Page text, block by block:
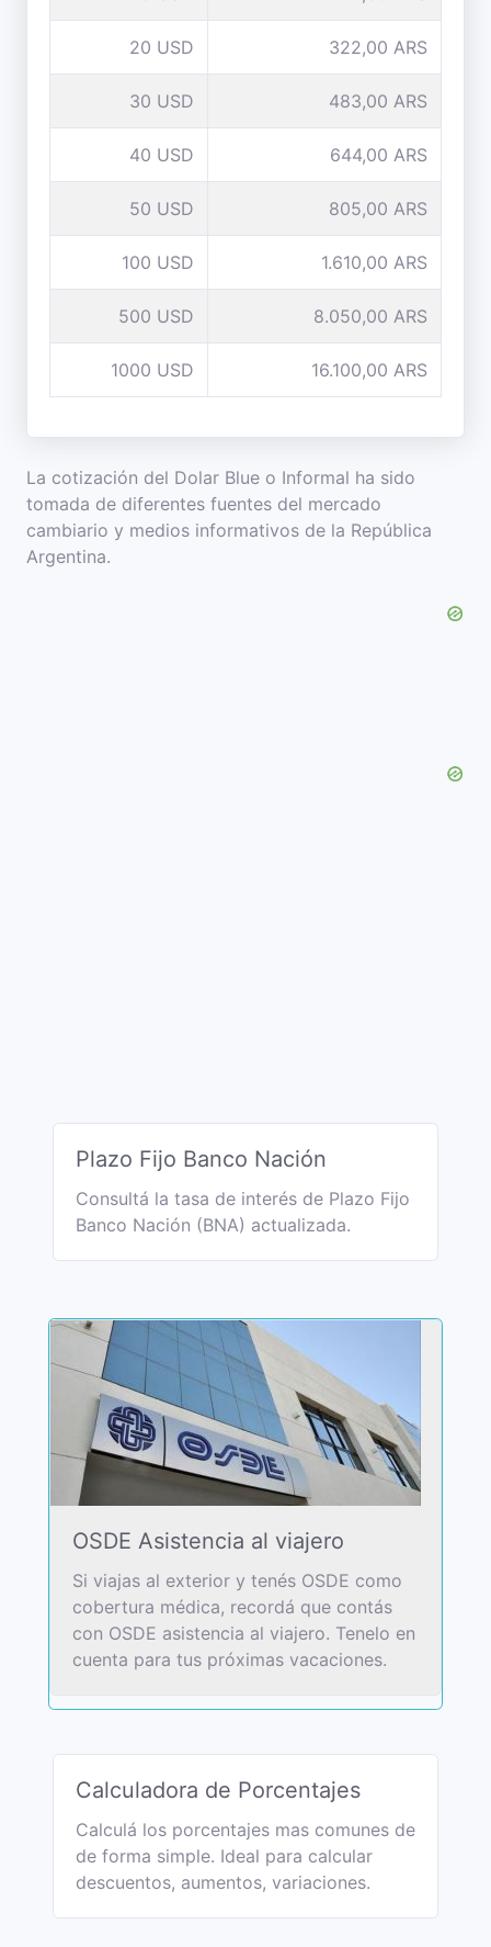
20 USD 322,00 ARS
30 USD 483,00 ARS
40 USD 644,00 ARS
50 USD 805,00 ARS
100 USD 1.610,00 ARS
500 USD 8.050,00 ARS
1000 USD 16.100,00 ARS
La cotización del Dolar Blue o Informal ha sido
tomada de diferentes fuentes del mercado
cambiario y medios informativos de la República
Argentina.
Plazo Fijo Banco Nación
Consultá la tasa de interés de Plazo Fijo
Banco Nación (BNA) actualizada.
OSDE Asistencia al viajero
Si viajas al exterior y tenés OSDE como
cobertura médica, recordá que contás
con OSDE asistencia al viajero. Tenelo en
cuenta para tus próximas vacaciones.
Calculadora de Porcentajes
Calculá los porcentajes mas comunes de
de forma simple. Ideal para calcular
descuentos, aumentos, variaciones.